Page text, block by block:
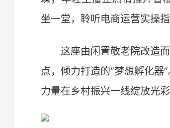
坐一堂，聆听电商运营实操指
这座由闲置敬老院改造而
点，倾力打造的“梦想孵化
力量在乡村振兴一线绽放光彩